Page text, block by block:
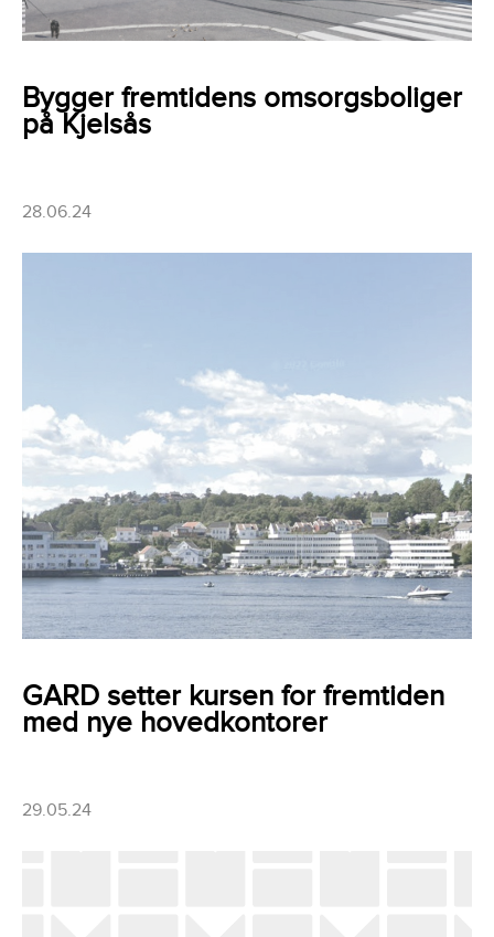
Bygger fremtidens omsorgsboliger
på Kjelsås
28.06.24
GARD setter kursen for fremtiden
med nye hovedkontorer
29.05.24